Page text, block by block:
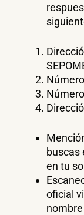
buscas
en tu
oficial